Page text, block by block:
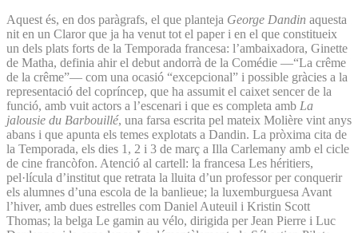
Aquest és, en dos paràgrafs, el que planteja George Dandin aquesta
nit en un Claror que ja ha venut tot el paper i en el que constitueix
un dels plats forts de la Temporada francesa: l’ambaixadora, Ginette
de Matha, definia ahir el debut andorrà de la Comédie —“La crême
de la crême”— com una ocasió “excepcional” i possible gràcies a la
representació del copríncep, que ha assumit el caixet sencer de la
funció, amb vuit actors a l’escenari i que es completa amb La
jalousie du Barbouillé, una farsa escrita pel mateix Molière vint anys
abans i que apunta els temes explotats a Dandin. La pròxima cita de
la Temporada, els dies 1, 2 i 3 de març a Illa Carlemany amb el cicle
de cine francòfon. Atenció al cartell: la francesa Les héritiers,
pel·lícula d’institut que retrata la lluita d’un professor per conquerir
els alumnes d’una escola de la banlieue; la luxemburguesa Avant
l’hiver, amb dues estrelles com Daniel Auteuil i Kristin Scott
Thomas; la belga Le gamin au vélo, dirigida per Jean Pierre i Luc